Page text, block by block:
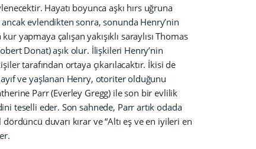
Hayatı boyunca aşkı hırs uğruna
evlendikten sonra, sonunda Henry’nin
yapmaya çalışan yakışıklı saraylısı Thomas
Donat) aşık olur. İlişkileri Henry’nin
tarafından ortaya çıkarılacaktır. İkisi de
ve yaşlanan Henry, otoriter olduğunu
Parr (Everley Gregg) ile son bir evlilik
teselli eder. Son sahnede, Parr artık odada
duvarı kırar ve “Altı eş ve en iyileri en